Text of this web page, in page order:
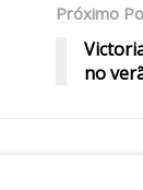
Próximo
no